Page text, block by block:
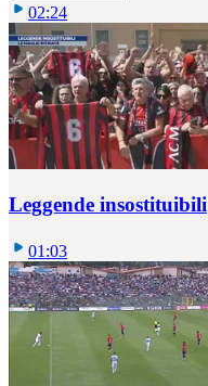
02:24
Leggende insostituibili
01:03